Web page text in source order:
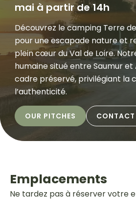
mai à partir de 14h
Découvrez le camping Terre
pour une escapade nature et
plein cœur du Val de Loire.
humaine situé entre Saumur
cadre préservé, privilégiant la
l’authenticité.
OUR PITCHES CONTACT
Emplacements
Ne tardez pas à réserver votre